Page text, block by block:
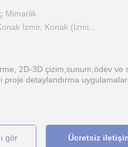
Mimarlik
İzmir, Konak (İzmi...
2D-3D çizim,sunum,ödev ve
detaylandırma
gör Ücretsiz